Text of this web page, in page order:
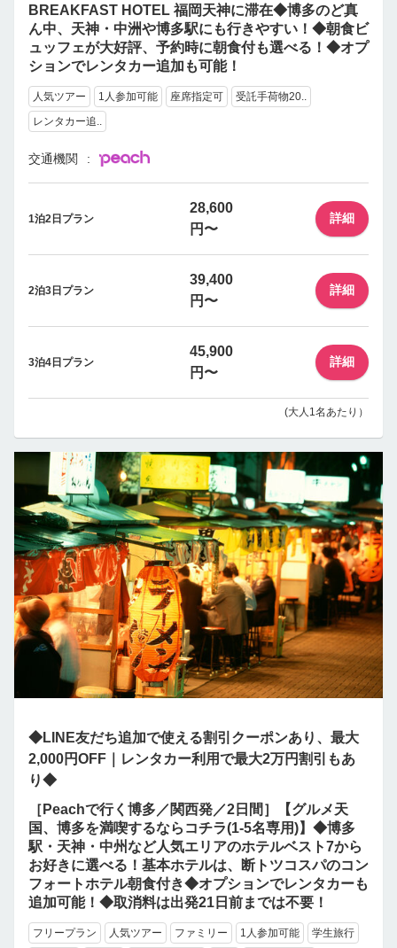
BREAKFAST HOTEL 福岡天神に滞在◆博多のど真
ん中、天神・中洲や博多駅にも行きやすい！◆朝食ビ
ュッフェが大好評、予約時に朝食付も選べる！◆オプ
ションでレンタカー追加も可能！
人気ツアー 1人参加可能 座席指定可
受託手荷物20..
レンタカー追..
交通機関
1泊2日プラン
28,600
円〜
詳細
2泊3日プラン
39,400
円〜
詳細
3泊4日プラン
45,900
円〜
詳細
(大人1名あたり）
◆LINE友だち追加で使える割引クーポンあり、最大
2,000円OFF｜レンタカー利用で最大2万円割引もあ
り◆
［Peachで行く博多／関西発／2日間］【グルメ天
国、博多を満喫するならコチラ(1-5名専用)】◆博多
駅・天神・中州など人気エリアのホテルベスト7から
お好きに選べる！基本ホテルは、断トツコスパのコン
フォートホテル朝食付き◆オプションでレンタカーも
追加可能！◆取消料は出発21日前までは不要！
フリープラン 人気ツアー ファミリー 1人参加可能
学生旅行